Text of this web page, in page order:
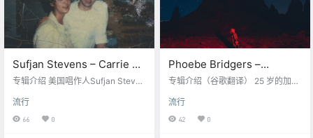
Sufjan Stevens – Carrie &
Lowell – 2015【Q】
专辑介绍 美国唱作人Sufjan Steven
专辑《Carrie & Lowell》，这是以
最亲切的方式、最温柔的声音对《S
even Swans》的回归，但它包含了
流行
66 0
Phoebe Bridgers –
Punisher – 2020【Q】
专辑介绍（谷歌翻译） 25 岁的加利
张专辑中证实了我们认为她的所有
优点，以超敏感的独立民谣风格，
带有迷幻色彩。专辑名称的歌曲惩
流行
42 0